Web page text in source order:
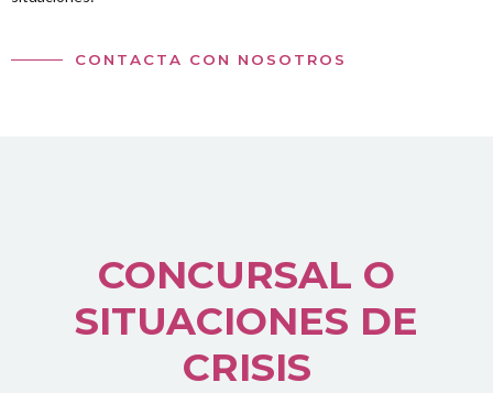
CONTACTA CON NOSOTROS
CONCURSAL O
SITUACIONES DE
CRISIS